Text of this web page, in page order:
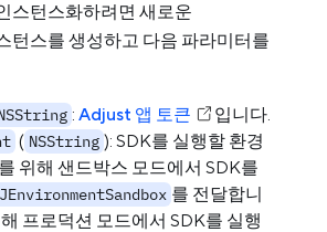
스턴스화하려면 새로운
턴스를 생성하고 다음 파라미터를
: Adjust 앱 토큰 입니다.
( NSString ): SDK를 실행할 환경
위해 샌드박스 모드에서 SDK를
를 전달합니
프로덕션 모드에서 SDK를 실행